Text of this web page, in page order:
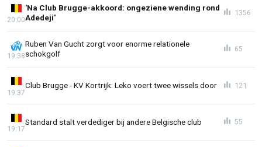
'Na Club Brugge-akkoord: ongeziene wending rond
Adedeji'
20:00
1356
Ruben Van Gucht zorgt voor enorme relationele
schokgolf
19:38
65
Club Brugge - KV Kortrijk: Leko voert twee wissels door
19:37
121
Standard stalt verdediger bij andere Belgische club
19:17
55